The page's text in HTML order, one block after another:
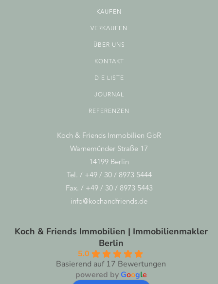
KAUFEN
VERKAUFEN
ÜBER UNS
KONTAKT
DIE LISTE
JOURNAL
REFERENZEN
Koch & Friends Immobilien GbR
Warnemünder Straße 17
14199 Berlin
Tel. / +49 / 30 / 8973 5444
Fax. / +49 / 30 / 8973 5443
info@kochandfriends.de
Koch & Friends Immobilien | Immobilienmakler
Berlin
5.0
Basierend auf 17 Bewertungen
powered by Google